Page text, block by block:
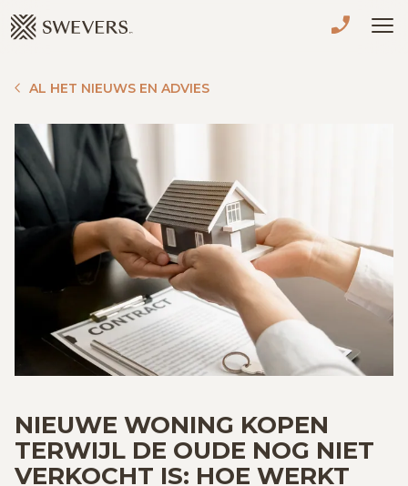
NIEUWBOUW
ADVIES
OVER ONS
VASTGOEDCAFÉ
GRATIS SCHATTING
AL HET NIEUWS EN ADVIES
NIEUWE WONING KOPEN
TERWIJL DE OUDE NOG NIET
VERKOCHT IS: HOE WERKT